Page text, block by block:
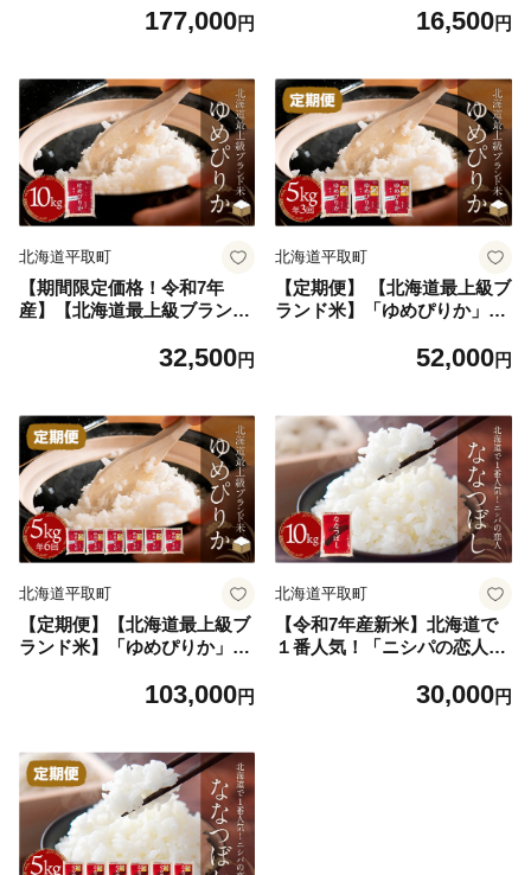
納税 人気 おすすめ ランキン
北海道 平取町 送料無料】 BR
TH017
177,000円
るさと納税 人気 おすすめ ラ
取町 送料無料 】 BRTH008
16,500円
北海道平取町
【期間限定価格！令和7年
産】【北海道最上級ブランド
g×2）【 ふるさと納税 人気
しい 北海道 平取町 送料無料
】 BRTH009
32,500円
北海道平取町
【定期便】 【北海道最上級ブ
ランド米】「ゆめぴりか」５
気 おすすめ ランキング ゆめ
送料無料】 BRTH010
52,000円
北海道平取町
【定期便】【北海道最上級ブ
ランド米】「ゆめぴりか」５
気 おすすめ ランキング ゆめ
料】 BRTH011
103,000円
北海道平取町
【令和7年産新米】北海道で
１番人気！「ニシパの恋人」
【 ふるさと納税 人気 おすす
30,000円